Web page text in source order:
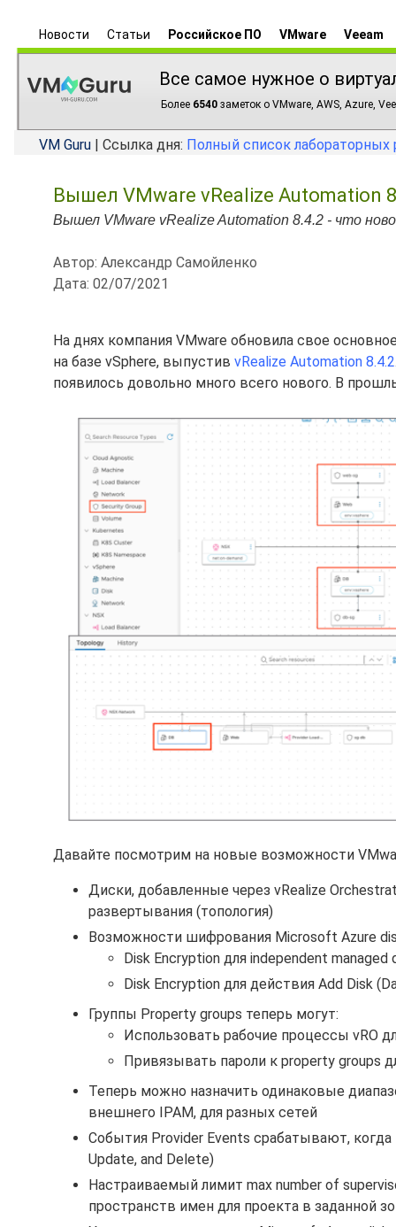
Новости Статьи Российское ПО VMware Veeam
Все самое нужное о
Более 6540 заметок о VMware, AWS, Azure,
VM Guru | Ссылка дня: Полный список лабораторных
Вышел VMware vRealize Automation
Вышел VMware vRealize Automation 8.4.2 - что
Автор: Александр Самойленко
Дата: 02/07/2021
На днях компания VMware обновила свое
на базе vSphere, выпустив vRealize Automation 8.4.2
появилось довольно много всего нового. В
Давайте посмотрим на новые возможности
Диски, добавленные через vRealize
развертывания (топология)
Возможности шифрования Microsoft Azure
Disk Encryption для independent managed
Disk Encryption для действия Add Disk
Группы Property groups теперь могут:
Использовать рабочие процессы vRO
Привязывать пароли к property groups
Теперь можно назначить одинаковые
внешнего IPAM, для разных сетей
События Provider Events срабатывают, когда
Update, and Delete)
Настраиваемый лимит max number of
пространств имен для проекта в заданной